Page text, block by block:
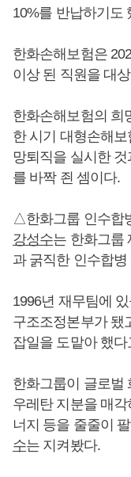
10%를 반납하기도
한화손해보험은
이상 된 직원을 대
한화손해보험의 희
한 시기 대형손해
망퇴직을 실시한
를 바짝 죈 셈이다.
△한화그룹 인수합
강성수는 한화그룹
과 굵직한 인수합
1996년 재무팀에
구조조정본부가 됐
잡일을 도맡아 했다
한화그룹이 글로벌
우레탄 지분을 매
너지 등을 줄줄이
수는 지켜봤다.